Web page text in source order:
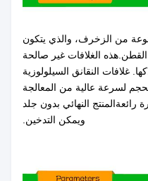
من الزخرف، والذي يتكون
هذه الغلافات غير صالحة
غلافات النقانق السيلولوزية
لسرعة عالية من المعالجة
رائعةالمنتج النهائي بدون جلد
ويمكن التدخين.